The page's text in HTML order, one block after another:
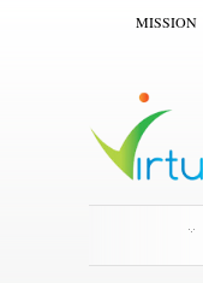
MISSION